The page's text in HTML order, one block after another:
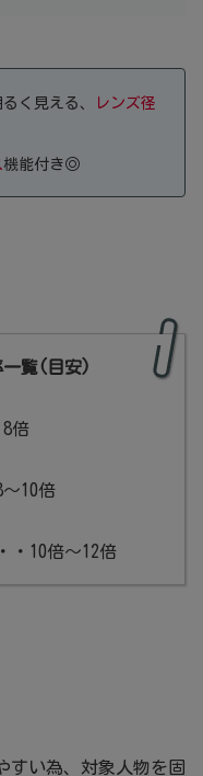
く見える、
レンズ径
機能付き◎
一覧(目安)
倍
10倍
・10倍～12倍
すい為、対象人物を固